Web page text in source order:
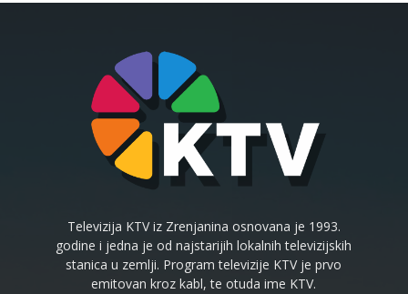
Televizija KTV iz Zrenjanina osnovana je 1993.
godine i jedna je od najstarijih lokalnih televizijskih
stanica u zemlji. Program televizije KTV je prvo
emitovan kroz kabl, te otuda ime KTV.